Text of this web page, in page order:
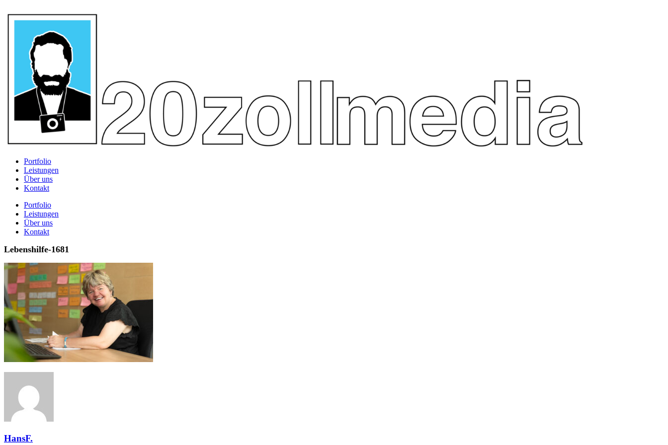
Portfolio
Leistungen
Über uns
Kontakt
Portfolio
Leistungen
Über uns
Kontakt
Lebenshilfe-1681
HansF.